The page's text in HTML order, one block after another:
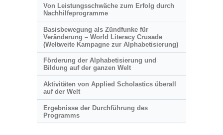
Von Leistungsschwäche zum Erfolg durch
Nachhilfeprogramme
Basisbewegung als Zündfunke für
Veränderung – World Literacy Crusade
(Weltweite Kampagne zur Alphabetisierung)
Förderung der Alphabetisierung und
Bildung auf der ganzen Welt
Aktivitäten von Applied Scholastics überall
auf der Welt
Ergebnisse der Durchführung des
Programms